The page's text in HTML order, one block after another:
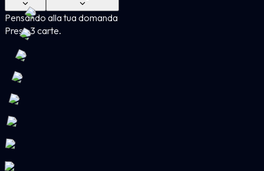
Pensando alla tua domanda
Presa 3 carte.